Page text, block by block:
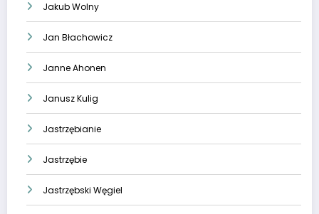
Jakub Wolny
Jan Błachowicz
Janne Ahonen
Janusz Kulig
Jastrzębianie
Jastrzębie
Jastrzębski Węgiel